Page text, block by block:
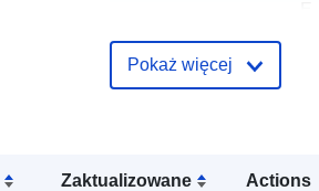
Zaktualizowane Actions
kontaktowy:
Pokaż więcej